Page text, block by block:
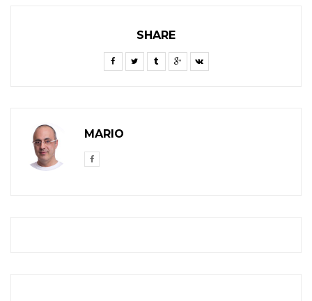
SHARE
MARIO